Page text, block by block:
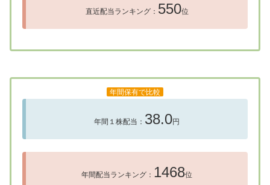
直近配当ランキング： 550位
年間保有で比較
年間１株配当： 38.0円
年間配当ランキング： 1468位